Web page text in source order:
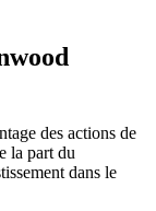
des actions de
la part du
dans le